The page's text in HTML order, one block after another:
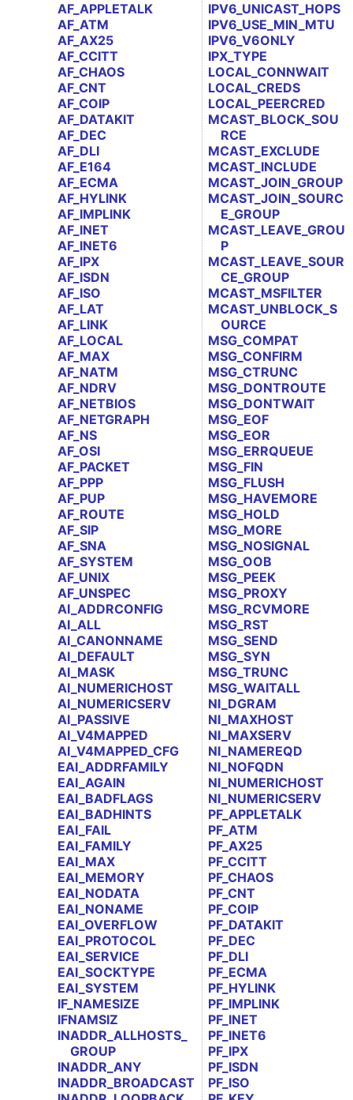
AF_APPLETALK
AF_ATM
AF_AX25
AF_CCITT
AF_CHAOS
AF_CNT
AF_COIP
AF_DATAKIT
AF_DEC
AF_DLI
AF_E164
AF_ECMA
AF_HYLINK
AF_IMPLINK
AF_INET
AF_INET6
AF_IPX
AF_ISDN
AF_ISO
AF_LAT
AF_LINK
AF_LOCAL
AF_MAX
AF_NATM
AF_NDRV
AF_NETBIOS
AF_NETGRAPH
AF_NS
AF_OSI
AF_PACKET
AF_PPP
AF_PUP
AF_ROUTE
AF_SIP
AF_SNA
AF_SYSTEM
AF_UNIX
AF_UNSPEC
AI_ADDRCONFIG
AI_ALL
AI_CANONNAME
AI_DEFAULT
AI_MASK
AI_NUMERICHOST
AI_NUMERICSERV
AI_PASSIVE
AI_V4MAPPED
AI_V4MAPPED_CFG
EAI_ADDRFAMILY
EAI_AGAIN
EAI_BADFLAGS
EAI_BADHINTS
EAI_FAIL
EAI_FAMILY
EAI_MAX
EAI_MEMORY
EAI_NODATA
EAI_NONAME
EAI_OVERFLOW
EAI_PROTOCOL
EAI_SERVICE
EAI_SOCKTYPE
EAI_SYSTEM
IF_NAMESIZE
IFNAMSIZ
INADDR_ALLHOSTS_
GROUP
INADDR_ANY
INADDR_BROADCAST
IPV6_UNICAST_HOPS
IPV6_USE_MIN_MTU
IPV6_V6ONLY
IPX_TYPE
LOCAL_CONNWAIT
LOCAL_CREDS
LOCAL_PEERCRED
MCAST_BLOCK_SOU
RCE
MCAST_EXCLUDE
MCAST_INCLUDE
MCAST_JOIN_GROUP
MCAST_JOIN_SOURC
E_GROUP
MCAST_LEAVE_GROU
P
MCAST_LEAVE_SOUR
CE_GROUP
MCAST_MSFILTER
MCAST_UNBLOCK_S
OURCE
MSG_COMPAT
MSG_CONFIRM
MSG_CTRUNC
MSG_DONTROUTE
MSG_DONTWAIT
MSG_EOF
MSG_EOR
MSG_ERRQUEUE
MSG_FIN
MSG_FLUSH
MSG_HAVEMORE
MSG_HOLD
MSG_MORE
MSG_NOSIGNAL
MSG_OOB
MSG_PEEK
MSG_PROXY
MSG_RCVMORE
MSG_RST
MSG_SEND
MSG_SYN
MSG_TRUNC
MSG_WAITALL
NI_DGRAM
NI_MAXHOST
NI_MAXSERV
NI_NAMEREQD
NI_NOFQDN
NI_NUMERICHOST
NI_NUMERICSERV
PF_APPLETALK
PF_ATM
PF_AX25
PF_CCITT
PF_CHAOS
PF_CNT
PF_COIP
PF_DATAKIT
PF_DEC
PF_DLI
PF_ECMA
PF_HYLINK
PF_IMPLINK
PF_INET
PF_INET6
PF_IPX
PF_ISDN
PF_ISO